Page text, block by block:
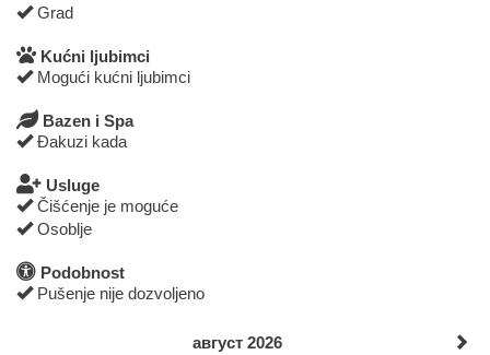
Grad
Kućni ljubimci
Mogući kućni ljubimci
Bazen i Spa
Đakuzi kada
Usluge
Čišćenje je moguće
Osoblje
Podobnost
Pušenje nije dozvoljeno
август 2026